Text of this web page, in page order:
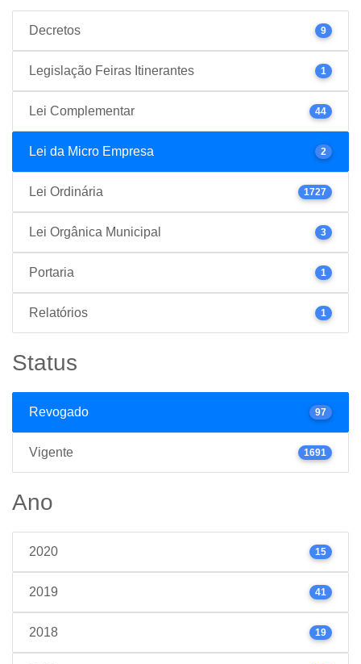
Decretos 9
Legislação Feiras Itinerantes 1
Lei Complementar 44
Lei da Micro Empresa 2
Lei Ordinária 1727
Lei Orgânica Municipal 3
Portaria 1
Relatórios 1
Status
Revogado 97
Vigente 1691
Ano
2020 15
2019 41
2018 19